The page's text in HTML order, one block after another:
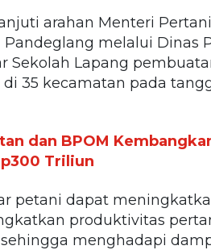
arahan Menteri
melalui Dinas
Sekolah Lapang
35 kecamatan pada
dan BPOM
Triliun
petani dapat
produktivitas
menghadapi